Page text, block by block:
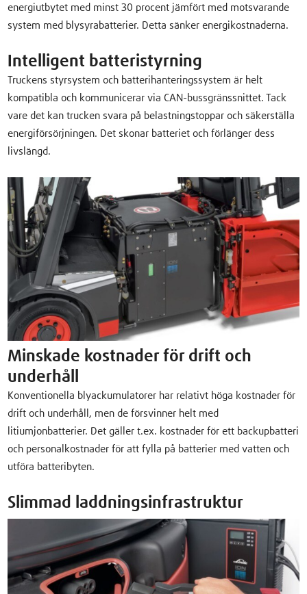
energiutbytet med minst 30 procent jämfört med motsvarande
system med blysyrabatterier. Detta sänker energikostnaderna.
Intelligent batteristyrning
Truckens styrsystem och batterihanteringssystem är helt
kompatibla och kommunicerar via CAN-bussgränssnittet. Tack
vare det kan trucken svara på belastningstoppar och säkerställa
energiförsörjningen. Det skonar batteriet och förlänger dess
livslängd.
Minskade kostnader för drift och
underhåll
Konventionella blyackumulatorer har relativt höga kostnader för
drift och underhåll, men de försvinner helt med
litiumjonbatterier. Det gäller t.ex. kostnader för ett backupbatteri
och personalkostnader för att fylla på batterier med vatten och
utföra batteribyten.
Slimmad laddningsinfrastruktur